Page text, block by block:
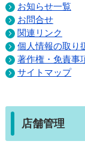
お知らせ一覧
お問合せ
関連リンク
個人情報の取り
著作権・免責事
サイトマップ
店舗管理